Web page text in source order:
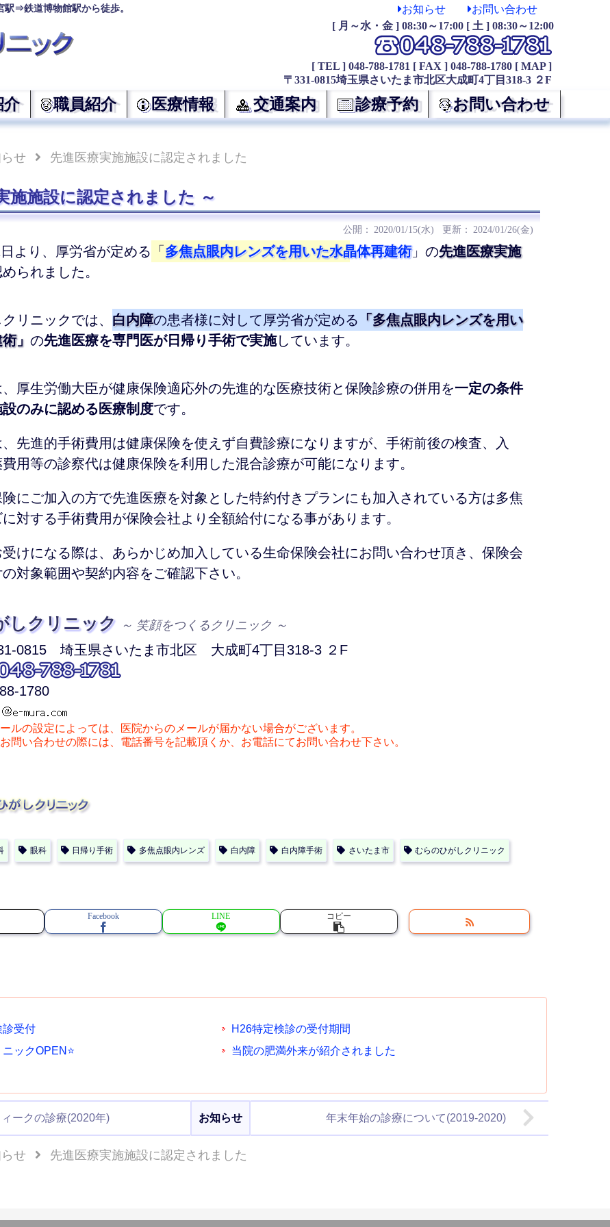
⇒鉄道博物館駅から徒歩。 お知らせ
お問い合わせ
[ 月～水・金 ] 08:30～17:00 [ 土 ] 08:30～12:00
[ TEL ] 048-788-1781 [ FAX ] 048-788-1780 [ MAP ]
〒331-0815埼玉県さいたま市北区大成町4丁目318-3 ２F
介 職員紹介 医療情報 交通案内 診療予約 お問い合わせ
せ 先進医療実施施設に認定されました
施施設に認定されました
2020/01/15(水) 2024/01/26(金)
より、厚労省が定める 「 多焦点眼内レンズを用いた水晶体再建術」の先進医療実施
られました。
リニックでは、 白内障の患者様に対して厚労省が定める 「多焦点眼内レンズを用い
」 の先進医療を専門医が日帰り手術で実施しています。
厚生労働大臣が健康保険適応外の先進的な医療技術と保険診療の併用を一定の条件
のみに認める医療制度です。
先進的手術費用は健康保険を使えず自費診療になりますが、手術前後の検査、入
用等の診察代は健康保険を利用した混合診療が可能になります。
険にご加入の方で先進医療を対象とした特約付きプランにも加入されている方は多焦
対する手術費用が保険会社より全額給付になる事があります。
けになる際は、あらかじめ加入している生命保険会社にお問い合わせ頂き、保険会
対象範囲や契約内容をご確認下さい。
しクリニック ～ 笑顔をつくるクリニック ～
0815 埼玉県さいたま市北区 大成町4丁目318-3 ２F
1780
ルの設定によっては、医院からのメールが届かない場合がございます。
問い合わせの際には、電話番号を記載頂くか、お電話にてお問い合わせ下さい。
眼科 日帰り手術 多焦点眼内レンズ 白内障 白内障手術 さいたま市 むらのひがしクリニック
Facebook LINE コピー
診受付
H26特定検診の受付期間
ックOPEN⭐
当院の肥満外来が紹介されました
ークの診療(2020年) お知らせ 年末年始の診療について(2019-2020)
せ 先進医療実施施設に認定されました